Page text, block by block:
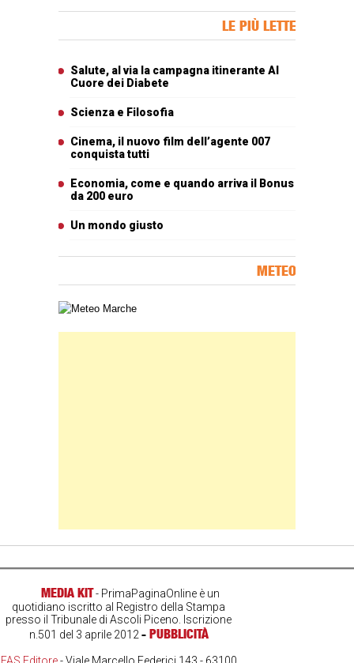
LE PIÙ LETTE
Salute, al via la campagna itinerante Al
Cuore dei Diabete
Scienza e Filosofia
Cinema, il nuovo film dell’agente 007
conquista tutti
Economia, come e quando arriva il Bonus
da 200 euro
Un mondo giusto
METEO
Carta meteorologica delle Marche
MEDIA KIT- PrimaPaginaOnline è un
quotidiano iscritto al Registro della Stampa
presso il Tribunale di Ascoli Piceno. Iscrizione
n.501 del 3 aprile 2012- PUBBLICITÀ